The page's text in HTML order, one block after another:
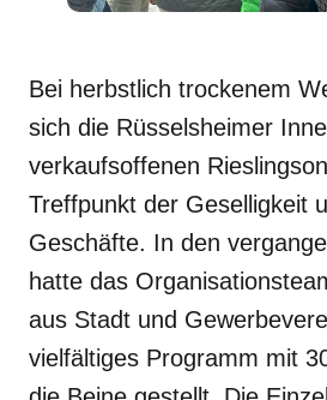
Bei herbstlich trockenem
sich die Rüsselsheimer
verkaufsoffenen
Treffpunkt der Geselligkeit
Geschäfte. In den
hatte das
aus Stadt und
vielfältiges Programm mit